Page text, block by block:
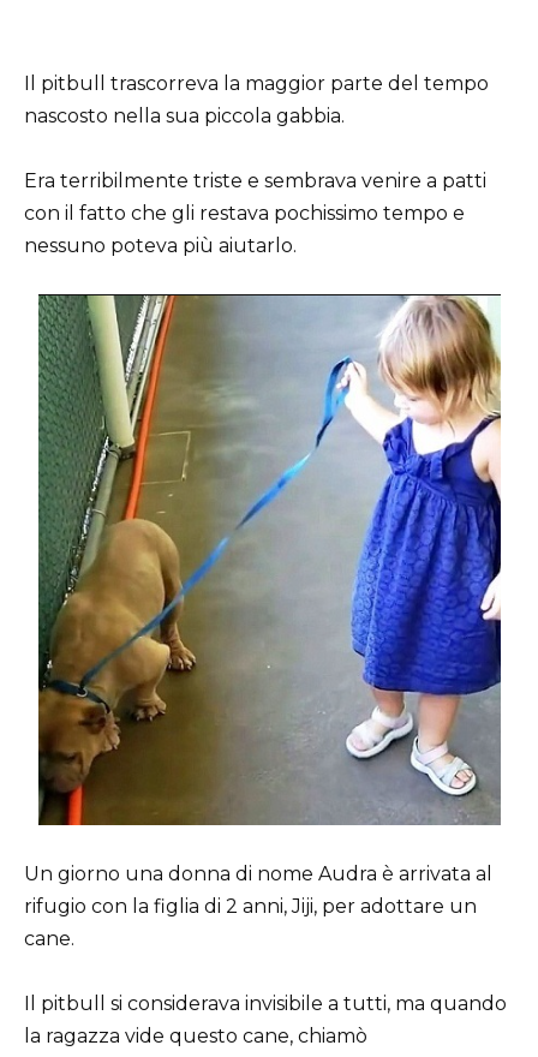
Il pitbull trascorreva la maggior parte del tempo
nascosto nella sua piccola gabbia.
Era terribilmente triste e sembrava venire a patti
con il fatto che gli restava pochissimo tempo e
nessuno poteva più aiutarlo.
Un giorno una donna di nome Audra è arrivata al
rifugio con la figlia di 2 anni, Jiji, per adottare un
cane.
Il pitbull si considerava invisibile a tutti, ma quando
la ragazza vide questo cane, chiamò